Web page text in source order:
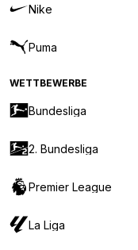
Nike
Puma
WETTBEWERBE
Bundesliga
2. Bundesliga
Premier League
La Liga